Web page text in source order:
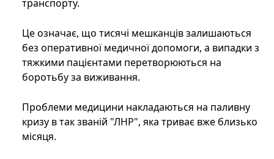
транспорту.
Це означає, що тисячі мешканців залишаються
без оперативної медичної допомоги, а випадки з
тяжкими пацієнтами перетворюються на
боротьбу за виживання.
Проблеми медицини накладаються на паливну
кризу в так званій "ЛНР", яка триває вже близько
місяця.